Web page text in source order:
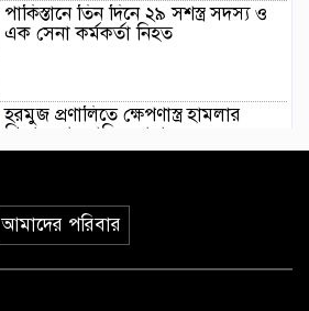
পাকিস্তানে তিন দিনে ২৯ সশস্ত্র সদস্য ও
এক সেনা কর্মকর্তা নিহত
হরমুজ প্রণালিতে ক্ষেপণাস্ত্র হামলার
শিকার আবুধাবির জাহাজ
রাশিয়ার মিত্র সার্বিয়ায় জেলেনস্কির
ঐতিহাসিক সফর
আমাদের পরিবার